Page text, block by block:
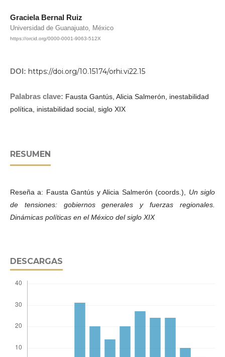
Graciela Bernal Ruiz
Universidad de Guanajuato, México
https://orcid.org/0000-0001-9063-512X
DOI: https://doi.org/10.15174/orhi.vi22.15
Palabras clave: Fausta Gantús, Alicia Salmerón, inestabilidad
política, inistabilidad social, siglo XIX
RESUMEN
Reseña a: Fausta Gantús y Alicia Salmerón (coords.), Un siglo
de tensiones: gobiernos generales y fuerzas regionales.
Dinámicas políticas en el México del siglo XIX
DESCARGAS